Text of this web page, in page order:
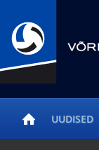
UUDISED